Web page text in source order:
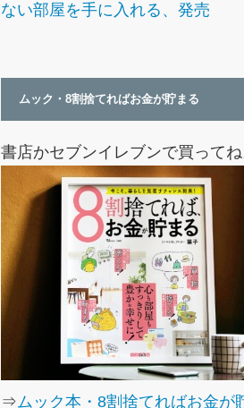
ない部屋を手に入れる、発売
ムック・8割捨てればお金が貯まる
書店かセブンイレブンで買ってね
⇒ムック本・8割捨てればお金が